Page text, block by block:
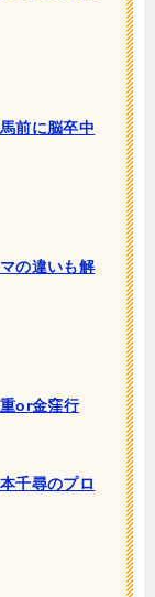
前に脳卒中
の違いも解
or金窪行
千尋のプロ